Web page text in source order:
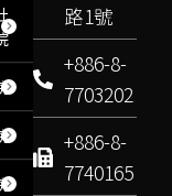
路1號
+886-8-
7703202
+886-8-
7740165